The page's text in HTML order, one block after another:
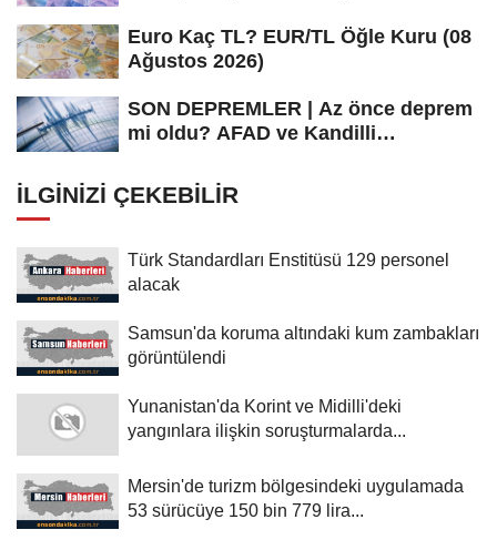
Euro Kaç TL? EUR/TL Öğle Kuru (08
Ağustos 2026)
SON DEPREMLER | Az önce deprem
mi oldu? AFAD ve Kandilli
İLGINIZI ÇEKEBILIR
Türk Standardları Enstitüsü 129 personel
alacak
Samsun'da koruma altındaki kum zambakları
görüntülendi
Yunanistan'da Korint ve Midilli'deki
yangınlara ilişkin soruşturmalarda...
Mersin'de turizm bölgesindeki uygulamada
53 sürücüye 150 bin 779 lira...